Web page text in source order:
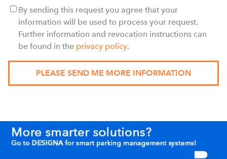
By sending this request you agree that your
information will be used to process your request.
Further information and revocation instructions can
be found in the privacy policy.